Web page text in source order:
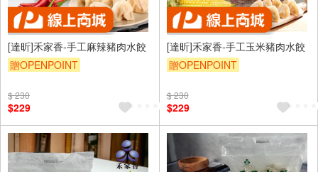
[達昕]禾家香-手工麻辣豬肉水餃
贈OPENPOINT
$ 230
$229
[達昕]禾家香-手工玉米豬肉水餃
贈OPENPOINT
$ 230
$229